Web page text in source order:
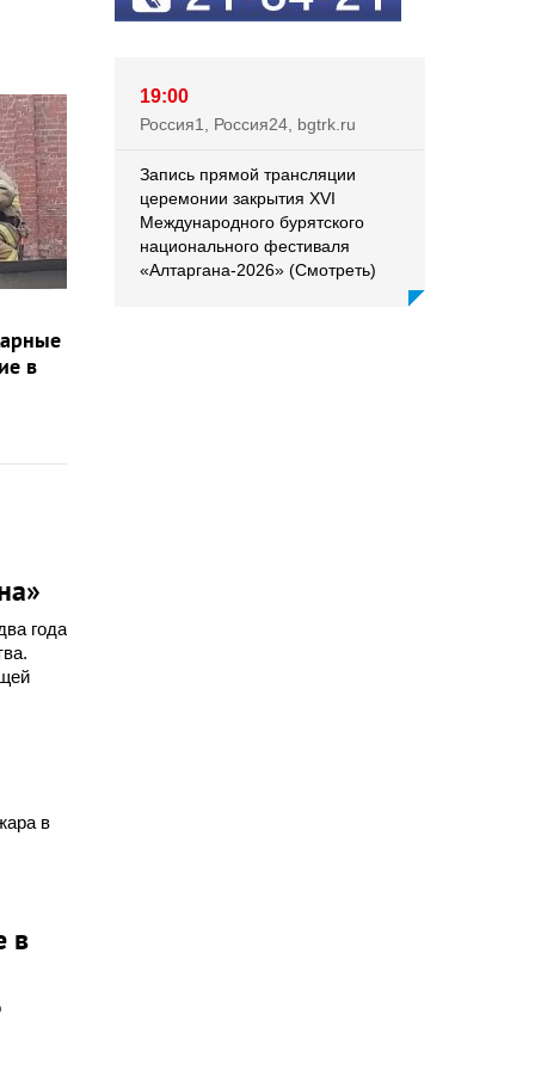
в
года
в
в
19:00
Россия1, Россия24, bgtrk.ru
Запись прямой трансляции
церемонии закрытия XVI
Международного бурятского
национального фестиваля
«Алтаргана-2026» (Смотреть)